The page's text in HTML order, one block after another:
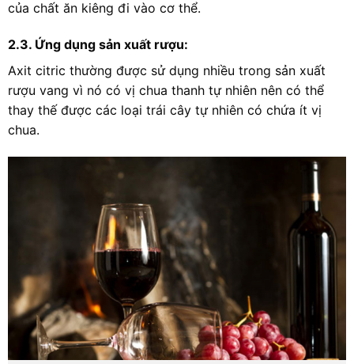
của chất ăn kiêng đi vào cơ thể.
2.3. Ứng dụng sản xuất rượu:
Axit citric thường được sử dụng nhiều trong sản xuất
rượu vang vì nó có vị chua thanh tự nhiên nên có thể
thay thế được các loại trái cây tự nhiên có chứa ít vị
chua.